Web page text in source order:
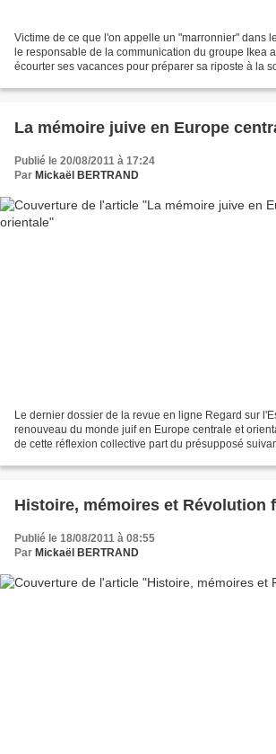
Victime de ce que l'on appelle un "marronnier" dans
le responsable de la communication du groupe Ikea
écourter ses vacances pour préparer sa riposte à la
La mémoire juive en Europe
Publié le 20/08/2011 à 17:24
Par Mickaël BERTRAND
Le dernier dossier de la revue en ligne Regard sur
renouveau du monde juif en Europe centrale et
de cette réflexion collective part du présupposé
Histoire, mémoires et Révolution
Publié le 18/08/2011 à 08:55
Par Mickaël BERTRAND